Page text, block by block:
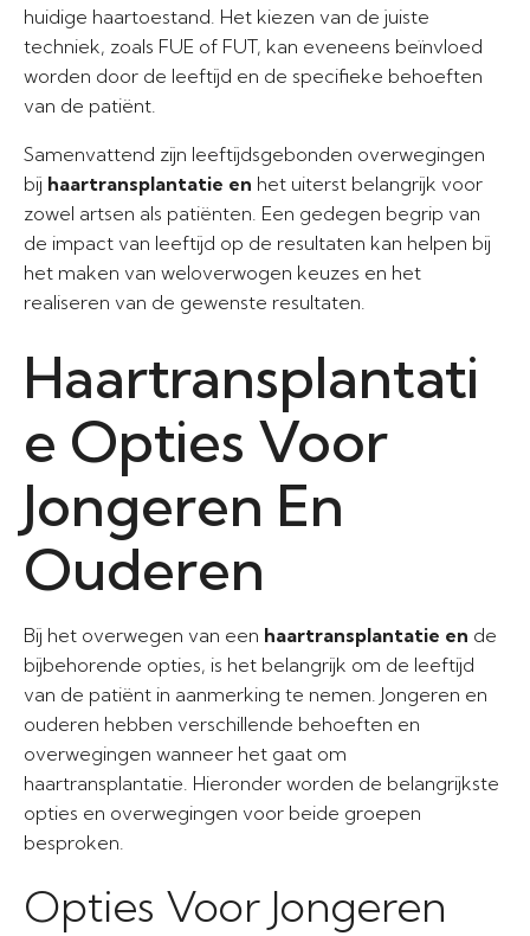
huidige haartoestand. Het kiezen van de juiste
techniek, zoals FUE of FUT, kan eveneens beïnvloed
worden door de leeftijd en de specifieke behoeften
van de patiënt.
Samenvattend zijn leeftijdsgebonden overwegingen
bij haartransplantatie en het uiterst belangrijk voor
zowel artsen als patiënten. Een gedegen begrip van
de impact van leeftijd op de resultaten kan helpen bij
het maken van weloverwogen keuzes en het
realiseren van de gewenste resultaten.
Haartransplantati
e Opties Voor
Jongeren En
Ouderen
Bij het overwegen van een haartransplantatie en de
bijbehorende opties, is het belangrijk om de leeftijd
van de patiënt in aanmerking te nemen. Jongeren en
ouderen hebben verschillende behoeften en
overwegingen wanneer het gaat om
haartransplantatie. Hieronder worden de belangrijkste
opties en overwegingen voor beide groepen
besproken.
Opties Voor Jongeren